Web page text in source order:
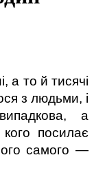
а то й тисячі
з людьми, і
а
посилає
самого —